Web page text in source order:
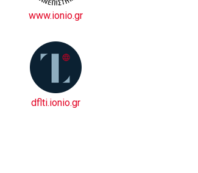
www.ionio.gr
dflti.ionio.gr